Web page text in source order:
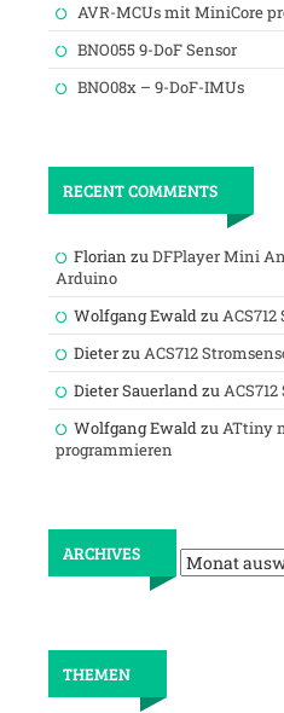
AVR-MCUs mit MiniCore
BNO055 9-DoF Sensor
BNO08x – 9-DoF-IMUs
RECENT COMMENTS
Florian zuDFPlayer Mini
Arduino
Wolfgang Ewaldzu
DieterzuACS712
Dieter Sauerlandzu
Wolfgang EwaldzuATtiny
programmieren
ARCHIVES
THEMEN